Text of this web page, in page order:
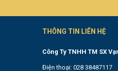
THÔNG TIN LIÊN HỆ
Công Ty TNHH TM SX
Điện thoại: 028 38487117